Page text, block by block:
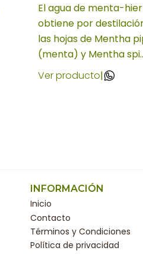
El agua de menta-
obtiene por
las hojas de Mentha
(menta) y Mentha
Ver producto|
INFORMACIÓN
Inicio
Contacto
Términos y Condiciones
Política de privacidad